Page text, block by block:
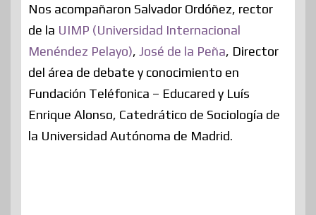
Nos acompañaron Salvador Ordóñez, rector
de la UIMP (Universidad Internacional
Menéndez Pelayo), José de la Peña, Director
del área de debate y conocimiento en
Fundación Teléfonica – Educared y Luís
Enrique Alonso, Catedrático de Sociología de
la Universidad Autónoma de Madrid.